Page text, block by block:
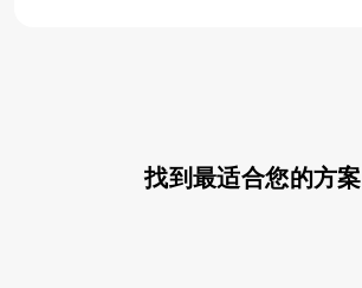
找到最适合您的方案